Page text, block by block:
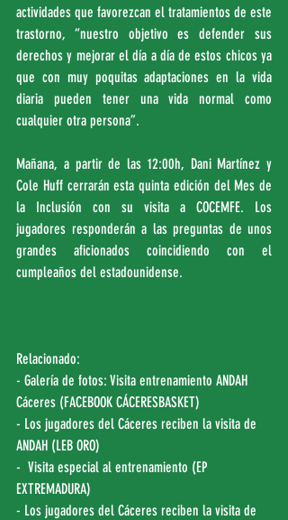
actividades que favorezcan el tratamientos de este
trastorno, “nuestro objetivo es defender sus
derechos y mejorar el día a día de estos chicos ya
que con muy poquitas adaptaciones en la vida
diaria pueden tener una vida normal como
cualquier otra persona”.
Mañana, a partir de las 12:00h, Dani Martínez y
Cole Huff cerrarán esta quinta edición del Mes de
la Inclusión con su visita a COCEMFE. Los
jugadores responderán a las preguntas de unos
grandes aficionados coincidiendo con el
cumpleaños del estadounidense.
Relacionado:
- Galería de fotos: Visita entrenamiento ANDAH
Cáceres (FACEBOOK CÁCERESBASKET)
- Los jugadores del Cáceres reciben la visita de
ANDAH (LEB ORO)
-  Visita especial al entrenamiento (EP
EXTREMADURA)
- Los jugadores del Cáceres reciben la visita de